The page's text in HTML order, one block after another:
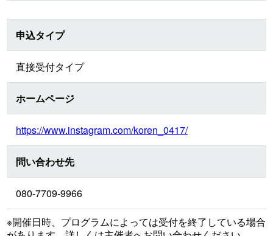
申込タイプ
直接受付タイプ
ホームページ
https://www.instagram.com/koren_0417/
問い合わせ先
080-7709-9966
※開催日時、プログラムによっては受付を終了している場合